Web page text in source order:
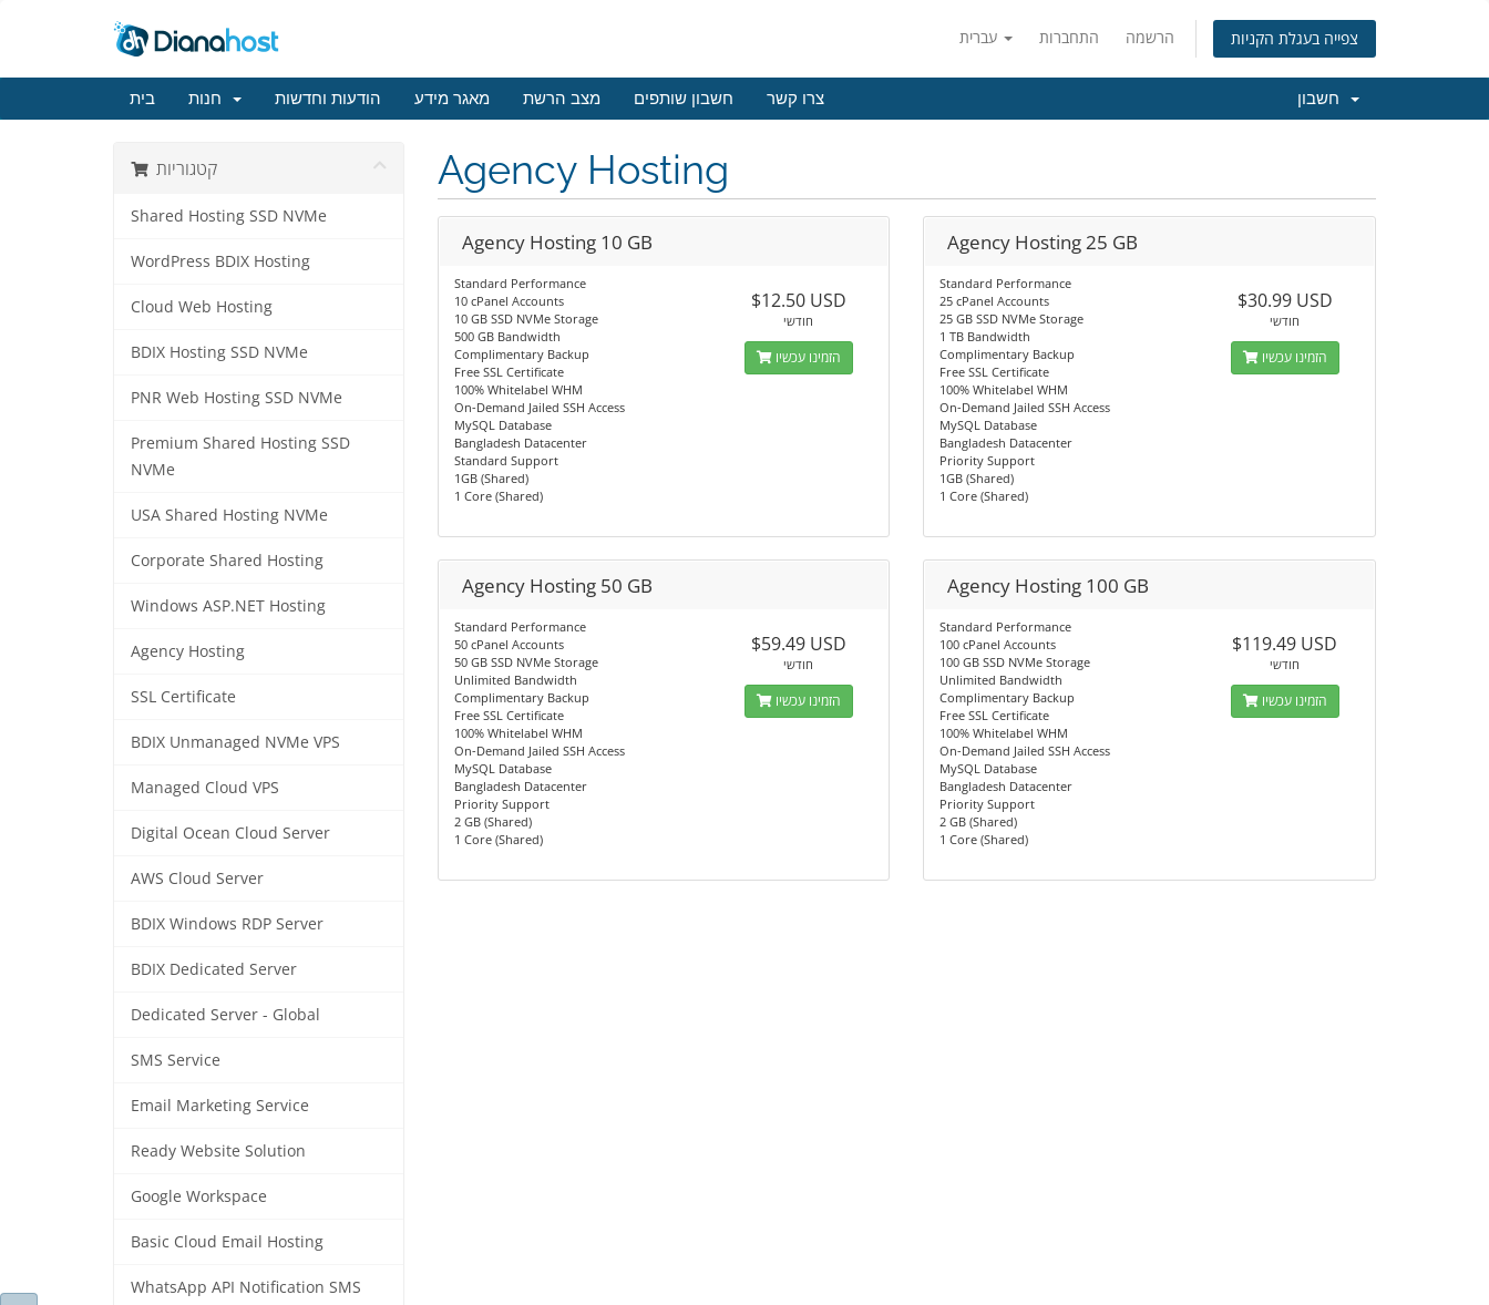
התחברות הרשמה צפייה בעגלת הקניות
בית הודעות וחדשות מאגר מידע מצב הרשת חשבון שותפים צרו קשר
קטגוריות
Shared Hosting SSD NVMe
WordPress BDIX Hosting
Cloud Web Hosting
BDIX Hosting SSD NVMe
PNR Web Hosting SSD NVMe
Premium Shared Hosting SSD
NVMe
USA Shared Hosting NVMe
Corporate Shared Hosting
Windows ASP.NET Hosting
Agency Hosting
SSL Certificate
BDIX Unmanaged NVMe VPS
Managed Cloud VPS
Digital Ocean Cloud Server
AWS Cloud Server
BDIX Windows RDP Server
BDIX Dedicated Server
Dedicated Server - Global
SMS Service
Email Marketing Service
Ready Website Solution
Google Workspace
Basic Cloud Email Hosting
WhatsApp API Notification SMS
Agency Hosting
Agency Hosting 10 GB
Standard Performance
10 cPanel Accounts
10 GB SSD NVMe Storage
500 GB Bandwidth
Complimentary Backup
Free SSL Certificate
100% Whitelabel WHM
On-Demand Jailed SSH Access
MySQL Database
Bangladesh Datacenter
Standard Support
1GB (Shared)
1 Core (Shared)
$12.50 USD
חודשי
הזמינו עכשיו
Agency Hosting 25 GB
Standard Performance
25 cPanel Accounts
25 GB SSD NVMe Storage
1 TB Bandwidth
Complimentary Backup
Free SSL Certificate
100% Whitelabel WHM
On-Demand Jailed SSH Access
MySQL Database
Bangladesh Datacenter
Priority Support
1GB (Shared)
1 Core (Shared)
$30.99 USD
חודשי
הזמינו עכשיו
Agency Hosting 50 GB
Standard Performance
50 cPanel Accounts
50 GB SSD NVMe Storage
Unlimited Bandwidth
Complimentary Backup
Free SSL Certificate
100% Whitelabel WHM
On-Demand Jailed SSH Access
MySQL Database
Bangladesh Datacenter
Priority Support
2 GB (Shared)
1 Core (Shared)
$59.49 USD
חודשי
הזמינו עכשיו
Agency Hosting 100 GB
Standard Performance
100 cPanel Accounts
100 GB SSD NVMe Storage
Unlimited Bandwidth
Complimentary Backup
Free SSL Certificate
100% Whitelabel WHM
On-Demand Jailed SSH Access
MySQL Database
Bangladesh Datacenter
Priority Support
2 GB (Shared)
1 Core (Shared)
$119.49 USD
חודשי
הזמינו עכשיו